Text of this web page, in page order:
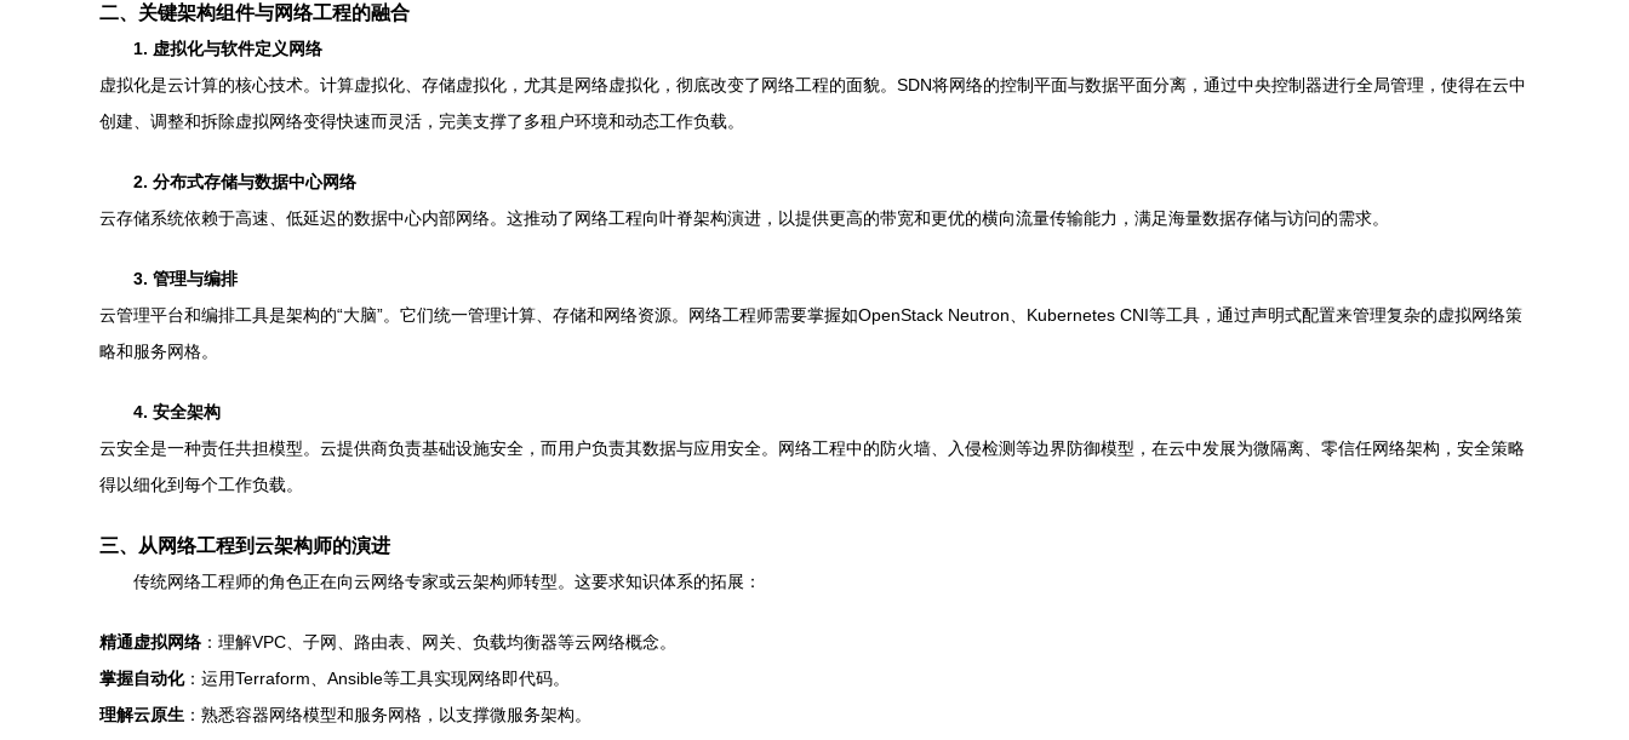
二、关键架构组件与网络工程的融合
1. 虚拟化与软件定义网络
虚拟化是云计算的核心技术。计算虚拟化、存储虚拟化，尤其是网络虚拟化，彻底改变了网络工程的面貌。SDN将网络的控制平面与数据平面分离，通过中央控制器进行全局管理，使得在云中
创建、调整和拆除虚拟网络变得快速而灵活，完美支撑了多租户环境和动态工作负载。
2. 分布式存储与数据中心网络
云存储系统依赖于高速、低延迟的数据中心内部网络。这推动了网络工程向叶脊架构演进，以提供更高的带宽和更优的横向流量传输能力，满足海量数据存储与访问的需求。
3. 管理与编排
云管理平台和编排工具是架构的“大脑”。它们统一管理计算、存储和网络资源。网络工程师需要掌握如OpenStack Neutron、Kubernetes CNI等工具，通过声明式配置来管理复杂的虚拟网络策
略和服务网格。
4. 安全架构
云安全是一种责任共担模型。云提供商负责基础设施安全，而用户负责其数据与应用安全。网络工程中的防火墙、入侵检测等边界防御模型，在云中发展为微隔离、零信任网络架构，安全策略
得以细化到每个工作负载。
三、从网络工程到云架构师的演进
传统网络工程师的角色正在向云网络专家或云架构师转型。这要求知识体系的拓展：
精通虚拟网络 ：理解VPC、子网、路由表、网关、负载均衡器等云网络概念。
掌握自动化：运用Terraform、Ansible等工具实现网络即代码。
理解云原生 ：熟悉容器网络模型和服务网格，以支撑微服务架构。